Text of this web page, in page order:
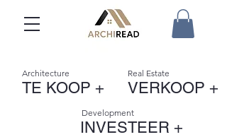
Architecture
TE KOOP +
Real Estate
VERKOOP +
Development
INVESTEER +